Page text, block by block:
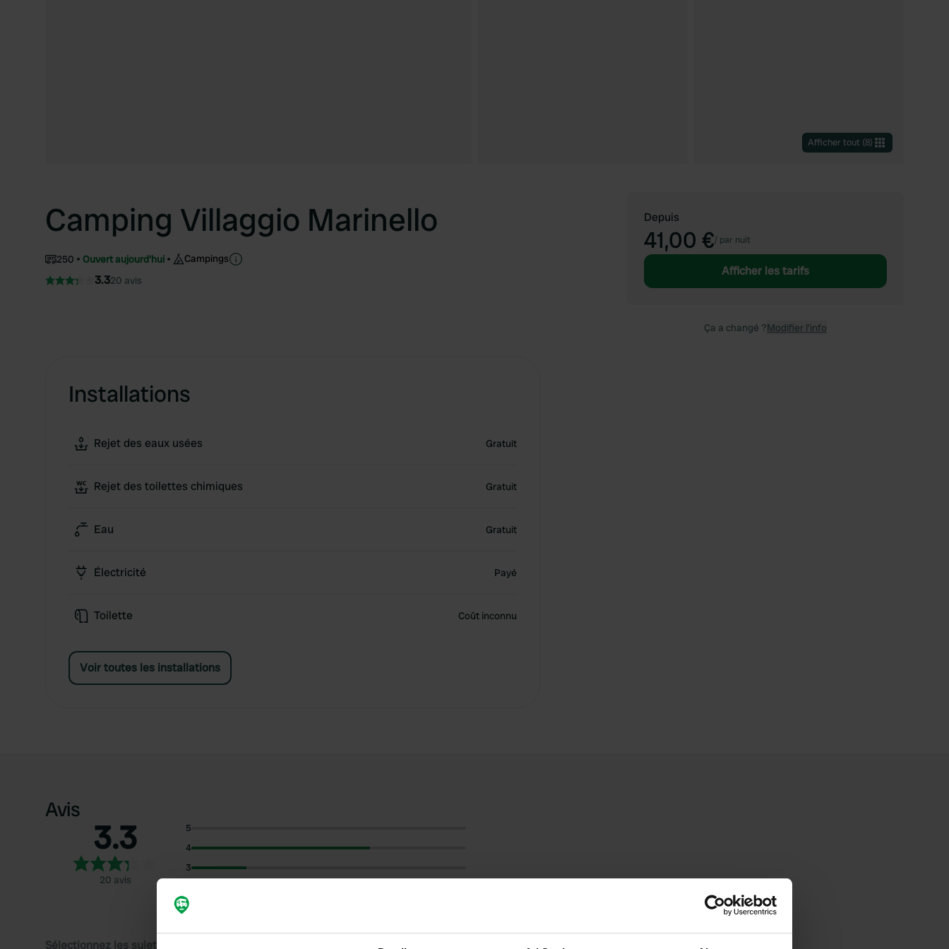
Afficher tout (8)
Camping Villaggio Marinello
250 Ouvert aujourd'hui Campings
3.320 avis
Installations
Rejet des eaux usées Gratuit
Rejet des toilettes chimiques Gratuit
Eau Gratuit
Électricité Payé
Toilette Coût inconnu
Voir toutes les installations
Depuis
41,00 €/ par nuit
Afficher les tarifs
Ça a changé ?Modifier l’info
Avis
3.3
20 avis
5
4
3
1
Sélectionnez les sujets pour lire les critiques :